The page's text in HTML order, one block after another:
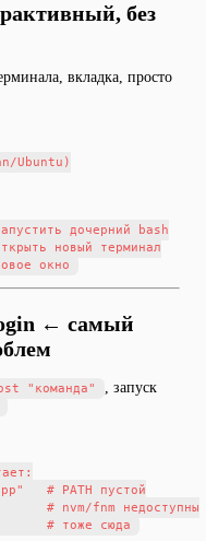
без
вкладка, просто
Ubuntu)
дочерний bash
новый терминал
← самый
"команда"
, запуск
# PATH пустой
# nvm/fnm недоступны